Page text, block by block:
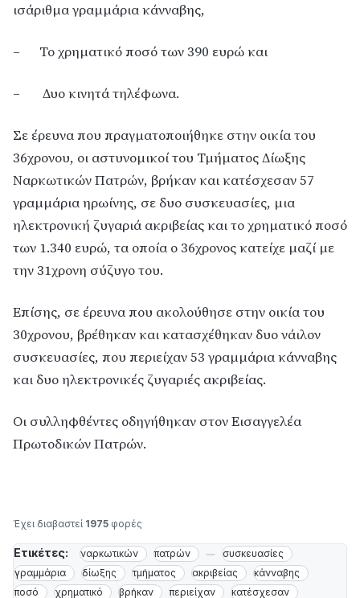
ισάριθμα γραμμάρια κάνναβης,
– Το χρηματικό ποσό των 390 ευρώ και
– Δυο κινητά τηλέφωνα.
Σε έρευνα που πραγματοποιήθηκε στην οικία του
36χρονου, οι αστυνομικοί του Τμήματος Δίωξης
Ναρκωτικών Πατρών, βρήκαν και κατέσχεσαν 57
γραμμάρια ηρωίνης, σε δυο συσκευασίες, μια
ηλεκτρονική ζυγαριά ακριβείας και το χρηματικό ποσό
των 1.340 ευρώ, τα οποία ο 36χρονος κατείχε μαζί με
την 31χρονη σύζυγο του.
Επίσης, σε έρευνα που ακολούθησε στην οικία του
30χρονου, βρέθηκαν και κατασχέθηκαν δυο νάιλον
συσκευασίες, που περιείχαν 53 γραμμάρια κάνναβης
και δυο ηλεκτρονικές ζυγαριές ακριβείας.
Οι συλληφθέντες οδηγήθηκαν στον Εισαγγελέα
Πρωτοδικών Πατρών.
Έχει διαβαστεί 1975 φορές
Ετικέτες: ναρκωτικών πατρών
συσκευασίες
γραμμάρια
δίωξης τμήματος ακριβείας
κάνναβης
ποσό
χρηματικό βρήκαν περιείχαν
κατέσχεσαν